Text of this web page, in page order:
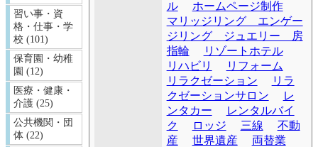
習い事・資
格・仕事・学
校 (101)
保育園・幼稚
園 (12)
医療・健康・
介護 (25)
公共機関・団
体 (22)
ル
ホームページ制作
マリッジリング エンゲー
ジリング ジュエリー 房
指輪
リゾートホテル
リハビリ
リフォーム
リラクゼーション
リラ
クゼーションサロン
レ
ンタカー
レンタルバイ
ク
ロッジ 三線
不動
産
世界遺産
両替業